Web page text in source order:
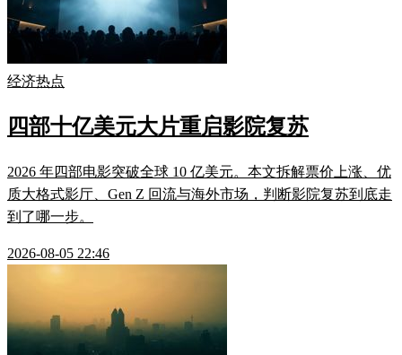
经济热点
四部十亿美元大片重启影院复苏
2026 年四部电影突破全球 10 亿美元。本文拆解票价上涨、优
质大格式影厅、Gen Z 回流与海外市场，判断影院复苏到底走
到了哪一步。
2026-08-05 22:46